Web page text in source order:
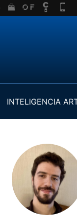
INTELIGENCIA